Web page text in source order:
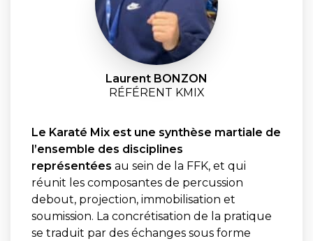
Laurent BONZON
RÉFÉRENT KMIX
Le Karaté Mix est une synthèse martiale de
l’ensemble des disciplines
représentées au sein de la FFK, et qui
réunit les composantes de percussion
debout, projection, immobilisation et
soumission. La concrétisation de la pratique
se traduit par des échanges sous forme